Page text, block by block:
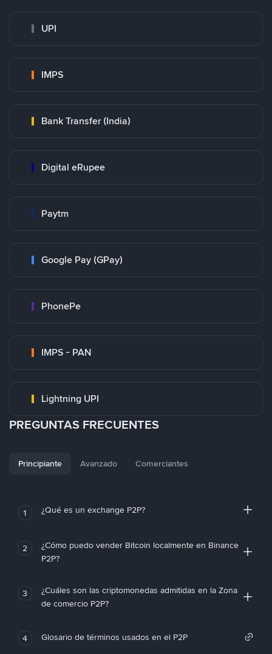
UPI
IMPS
Bank Transfer (India)
Digital eRupee
Paytm
Google Pay (GPay)
PhonePe
IMPS - PAN
Lightning UPI
PREGUNTAS FRECUENTES
Principiante Avanzado Comerciantes
1 ¿Qué es un exchange P2P?
2
¿Cómo puedo vender Bitcoin localmente en Binance
P2P?
3
¿Cuáles son las criptomonedas admitidas en la Zona
de comercio P2P?
4 Glosario de términos usados en el P2P